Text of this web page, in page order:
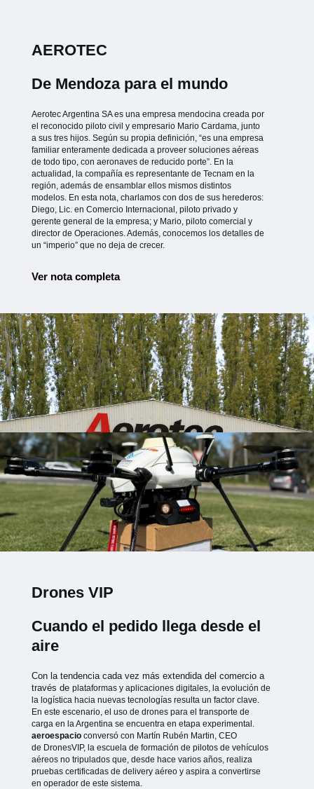
AEROTEC
De Mendoza para el mundo
Aerotec Argentina SA es una empresa mendocina creada por
el reconocido piloto civil y empresario Mario Cardama, junto
a sus tres hijos. Según su propia definición, “es una empresa
familiar enteramente dedicada a proveer soluciones aéreas
de todo tipo, con aeronaves de reducido porte”. En la
actualidad, la compañía es representante de Tecnam en la
región, además de ensamblar ellos mismos distintos
modelos. En esta nota, charlamos con dos de sus herederos:
Diego, Lic. en Comercio Internacional, piloto privado y
gerente general de la empresa; y Mario, piloto comercial y
director de Operaciones. Además, conocemos los detalles de
un “imperio” que no deja de crecer.
Ver nota completa
Drones VIP
Cuando el pedido llega desde el
aire
Con la tendencia cada vez más extendida del comercio a
través de plataformas y aplicaciones digitales, la evolución de
la logística hacia nuevas tecnologías resulta un factor clave.
En este escenario, el uso de drones para el transporte de
carga en la Argentina se encuentra en etapa experimental.
aeroespacioconversó con Martín Rubén Martin, CEO
de DronesVIP, la escuela de formación de pilotos de vehículos
aéreos no tripulados que, desde hace varios años, realiza
pruebas certificadas de delivery aéreo y aspira a convertirse
en operador de este sistema.